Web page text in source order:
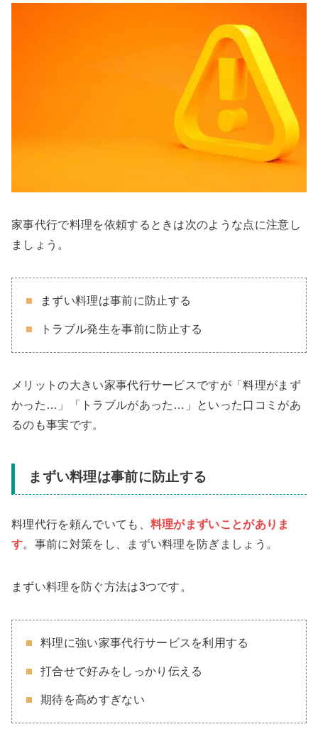
家事代行で料理を依頼するときは次のような点に注意し
ましょう。
まずい料理は事前に防止する
トラブル発生を事前に防止する
メリットの大きい家事代行サービスですが「料理がまず
かった…」「トラブルがあった…」といった口コミがあ
るのも事実です。
まずい料理は事前に防止する
料理代行を頼んでいても、 料理がまずいことがありま
す。事前に対策をし、まずい料理を防ぎましょう。
まずい料理を防ぐ方法は3つです。
料理に強い家事代行サービスを利用する
打合せで好みをしっかり伝える
期待を高めすぎない